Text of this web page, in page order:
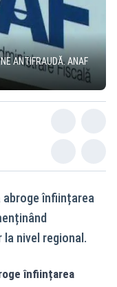
ANTIFRAUDĂ. ANAF
abroge înființarea
la nivel regional.
înființarea